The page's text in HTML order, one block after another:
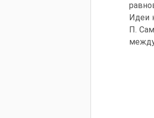
Идеи
П.